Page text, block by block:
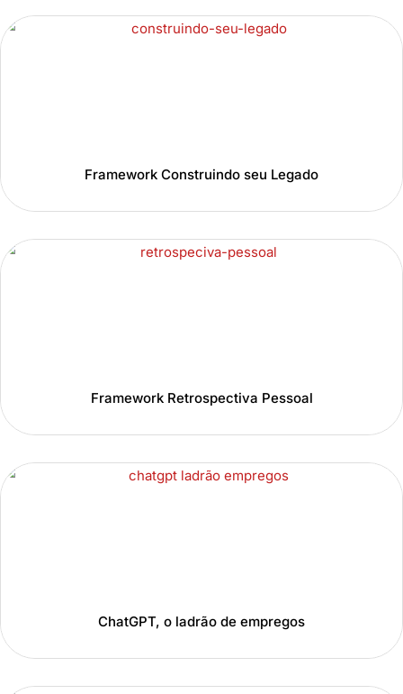
Framework Construindo seu Legado
Framework Retrospectiva Pessoal
ChatGPT, o ladrão de empregos